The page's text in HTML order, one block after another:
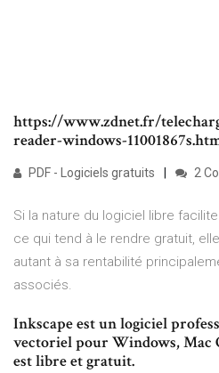
https://www.zdnet.fr/
reader-windows-
PDF - Logiciels gratuits 2
Si la nature du logiciel libre
ce qui tend à le rendre gratuit,
autant à sa rentabilité
associés.
Inkscape est un logiciel
vectoriel pour Windows, Mac
est libre et gratuit.